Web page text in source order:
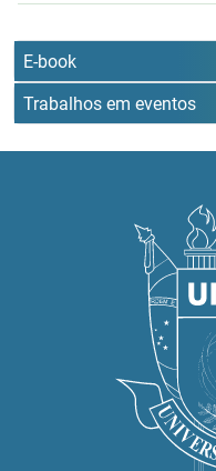
E-book
Trabalhos em eventos